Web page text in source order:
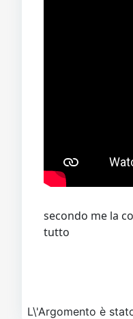
secondo me la
tutto
L\'Argomento è